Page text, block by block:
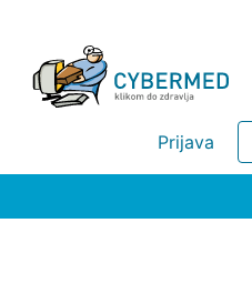
Prijava